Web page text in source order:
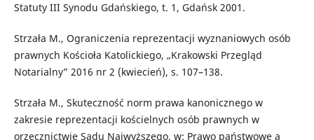
Statuty III Synodu Gdańskiego, t. 1, Gdańsk 2001.
Strzała M., Ograniczenia reprezentacji wyznaniowych osób
prawnych Kościoła Katolickiego, „Krakowski Przegląd
Notarialny” 2016 nr 2 (kwiecień), s. 107–138.
Strzała M., Skuteczność norm prawa kanonicznego w
zakresie reprezentacji kościelnych osób prawnych w
orzecznictwie Sądu Najwyższego, w: Prawo państwowe a